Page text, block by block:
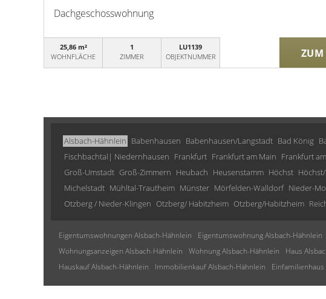
Dachgeschosswohnung
25,86 m²
WOHNFLÄCHE
1
ZIMMER
LU1139
OBJEKTNUMMER
ZUM
Alsbach-Hähnlein Babenhausen Babenhausen/Langstadt Bad König
Fischbachtal| Niedernhausen Frankfurt Frankfurt am Main Frankfurt
Groß-Umstadt Groß-Zimmern Heubach Heusenstamm Höchst
Michelstadt Mühltal-Trautheim Münster Mörfelden-Walldorf Nieder-
Otzberg / Nieder-Klingen Otzberg/ Habitzheim Otzberg/Habitzheim
Eigentumswohnungen Alsbach-Hähnlein Eigentumswohnung Alsbach-Hähnlein
Wohnungsanzeigen Alsbach-Hähnlein
Wohnung Alsbach-Hähnlein Haus
Hauskauf Alsbach-Hähnlein
Immobilienkauf Alsbach-Hähnlein